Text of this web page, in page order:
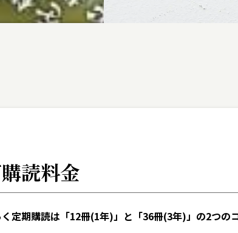
読料金
く定期購読は「12冊(1年)」と「36冊(3年)」の2つの